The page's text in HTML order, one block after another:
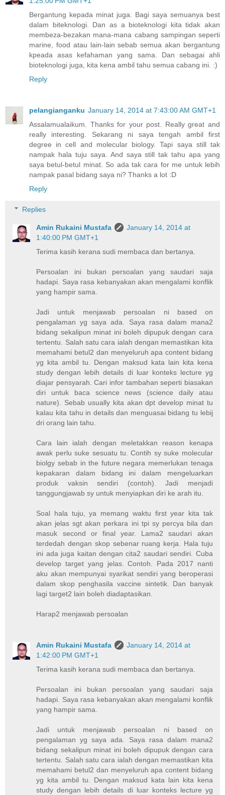
Bergantung kepada minat juga. Bagi saya semuanya best
dalam biteknologi. Dan as a bioteknologi kita tidak akan
membeza-bezakan mana-mana cabang sampingan seperti
marine, food atau lain-lain sebab semua akan bergantung
kpeada asas kefahaman yang sama. Dan sebagai ahli
bioteknologi juga, kita kena ambil tahu semua cabang ini. :)
Reply
pelangianganku January 14, 2014 at 7:43:00 AM GMT+1
Assalamualaikum. Thanks for your post. Really great and
really interesting. Sekarang ni saya tengah ambil first
degree in cell and molecular biology. Tapi saya still tak
nampak hala tuju saya. And saya still tak tahu apa yang
saya betul-betul minat. So ada tak cara for me untuk lebih
nampak pasal bidang saya ni? Thanks a lot :D
Reply
Replies
Amin Rukaini Mustafa
January 14, 2014 at
1:40:00 PM GMT+1
Terima kasih kerana sudi membaca dan bertanya.
Persoalan ini bukan persoalan yang saudari saja
hadapi. Saya rasa kebanyakan akan mengalami konflik
yang hampir sama.
Jadi untuk menjawab persoalan ni based on
pengalaman yg saya ada. Saya rasa dalam mana2
bidang sekalipun minat ini boleh dipupuk dengan cara
tertentu. Salah satu cara ialah dengan memastikan kita
memahami betul2 dan menyeluruh apa content bidang
yg kita ambil tu. Dengan maksud kata lain kita kena
study dengan lebih details di luar konteks lecture yg
diajar pensyarah. Cari infor tambahan seperti biasakan
diri untuk baca science news (science daily atau
nature). Sebab usually kita akan dpt develop minat tu
kalau kita tahu in details dan menguasai bidang tu lebij
dri orang lain tahu.
Cara lain ialah dengan meletakkan reason kenapa
awak perlu suke sesuatu tu. Contih sy suke molecular
biolgy sebab in the future negara memerlukan tenaga
kepakaran dalam bidang ini dalam mengeluarkan
produk vaksin sendiri (contoh). Jadi menjadi
tanggungjawab sy untuk menyiapkan diri ke arah itu.
Soal hala tuju, ya memang waktu first year kita tak
akan jelas sgt akan perkara ini tpi sy percya bila dan
masuk second or final year. Lama2 saudari akan
terdedah dengan skop sebenar ruang kerja. Hala tuju
ini ada juga kaitan dengan cita2 saudari sendiri. Cuba
develop target yang jelas. Contoh. Pada 2017 nanti
aku akan mempunyai syarikat sendiri yang beroperasi
dalam skop penghasila vaccine sintetik. Dan banyak
lagi target2 lain boleh diadaptasikan.
Harap2 menjawab persoalan
Amin Rukaini Mustafa
January 14, 2014 at
1:42:00 PM GMT+1
Terima kasih kerana sudi membaca dan bertanya.
Persoalan ini bukan persoalan yang saudari saja
hadapi. Saya rasa kebanyakan akan mengalami konflik
yang hampir sama.
Jadi untuk menjawab persoalan ni based on
pengalaman yg saya ada. Saya rasa dalam mana2
bidang sekalipun minat ini boleh dipupuk dengan cara
tertentu. Salah satu cara ialah dengan memastikan kita
memahami betul2 dan menyeluruh apa content bidang
yg kita ambil tu. Dengan maksud kata lain kita kena
study dengan lebih details di luar konteks lecture yg